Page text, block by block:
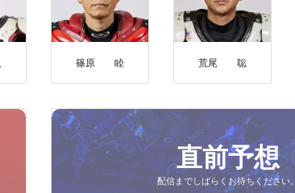
篠原 睦 荒尾 聡
直前予想
配信までしばらくお待ちください。